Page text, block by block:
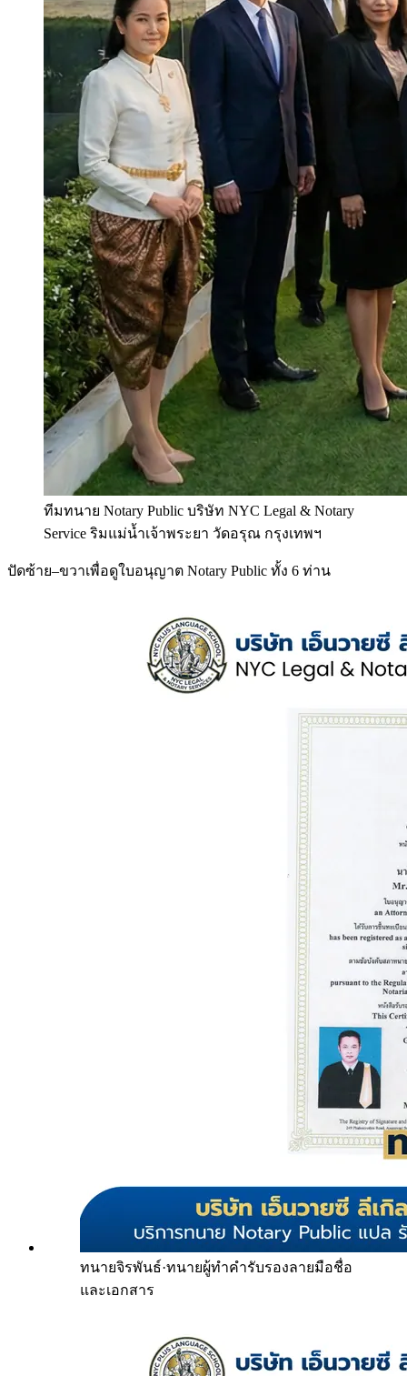
ทีมทนาย Notary Public บริษัท NYC Legal & Notary
Service ริมแม่น้ำเจ้าพระยา วัดอรุณ กรุงเทพฯ
ปัดซ้าย–ขวาเพื่อดูใบอนุญาต Notary Public ทั้ง 6 ท่าน
ทนายจิรพันธ์·ทนายผู้ทำคำรับรองลายมือชื่อ
และเอกสาร